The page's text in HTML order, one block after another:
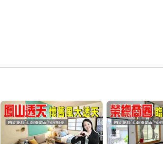
📍經紀人：儲翠霞(91)高市字第00248號
■------------------------
📣不 動 產 諮 詢 : ( 0 7 ) 3 7 3 - 5 5 5 5
📣Y T 賞 屋 頻 道 : 小 武 線 上 賞 屋